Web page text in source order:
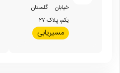
خیابان گلستان
یکم، پلاک ۲۷
مسیریابی